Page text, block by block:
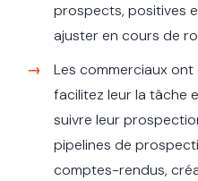
prospects, positives
ajuster en cours de
Les commerciaux ont
facilitez leur la tâche
suivre leur
pipelines de
comptes-rendus,